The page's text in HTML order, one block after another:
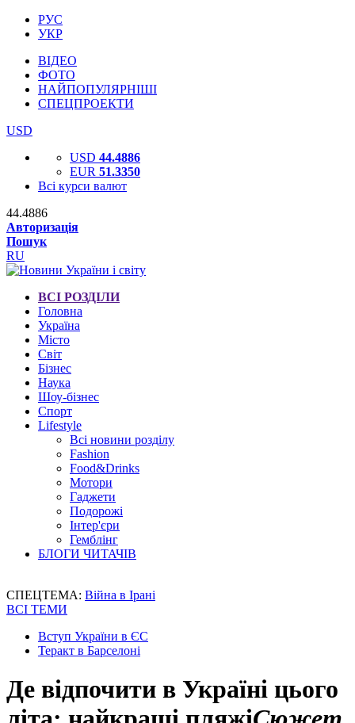
РУС
УКР
ВІДЕО
ФОТО
НАЙПОПУЛЯРНІШІ
СПЕЦПРОЕКТИ
USD
USD 44.4886
EUR 51.3350
Всі курси валют
44.4886
Авторизація
Пошук
RU
ВСІ РОЗДІЛИ
Головна
Україна
Місто
Світ
Бізнес
Наука
Шоу-бізнес
Спорт
Lifestyle
Всі новини розділу
Fashion
Food&Drinks
Мотори
Гаджети
Подорожі
Інтер'єри
Гемблінг
БЛОГИ ЧИТАЧІВ
СПЕЦТЕМА: Війна в Ірані
ВСІ ТЕМИ
Вступ України в ЄС
Теракт в Барселоні
Де відпочити в Україні цього